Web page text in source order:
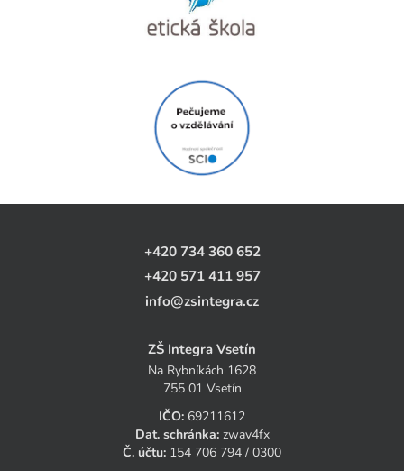
+420 734 360 652
+420 571 411 957
info@zsintegra.cz
ZŠ Integra Vsetín
Na Rybníkách 1628
755 01 Vsetín
IČO: 69211612
Dat. schránka: zwav4fx
Č. účtu: 154 706 794 / 0300